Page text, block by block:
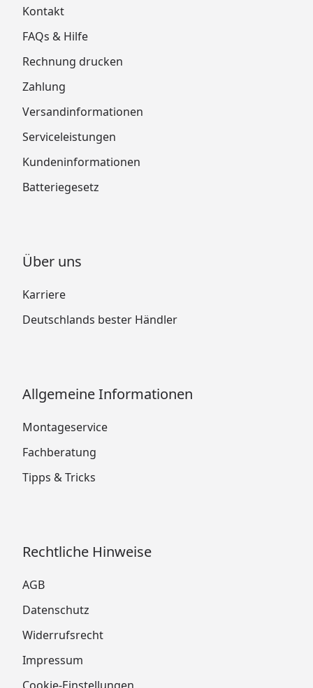
Kontakt
FAQs & Hilfe
Rechnung drucken
Zahlung
Versandinformationen
Serviceleistungen
Kundeninformationen
Batteriegesetz
Über uns
Karriere
Deutschlands bester Händler
Allgemeine Informationen
Montageservice
Fachberatung
Tipps & Tricks
Rechtliche Hinweise
AGB
Datenschutz
Widerrufsrecht
Impressum